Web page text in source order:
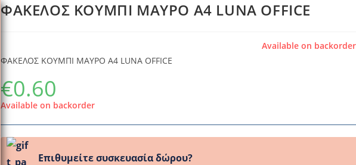
Skip
ΦΑΚΕΛΟΣ ΚΟΥΜΠΙ ΜΑΥΡΟ A4 LUNA OFFICE
Available on backorder
ΦΑΚΕΛΟΣ ΚΟΥΜΠΙ ΜΑΥΡΟ A4 LUNA OFFICE
€0.60
Available on backorder
Επιθυμείτε συσκευασία δώρου?